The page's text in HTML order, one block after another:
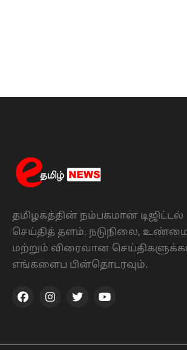
தமிழகத்தின் நம்பகமான டிஜிட்டல்
செய்தித் தளம். நடுநிலை,
மற்றும் விரைவான
எங்களைப பின்தொடரவும்.